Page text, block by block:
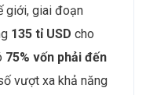
giới, giai đoạn
135 tỉ USD cho
75% vốn phải đến
vượt xa khả năng